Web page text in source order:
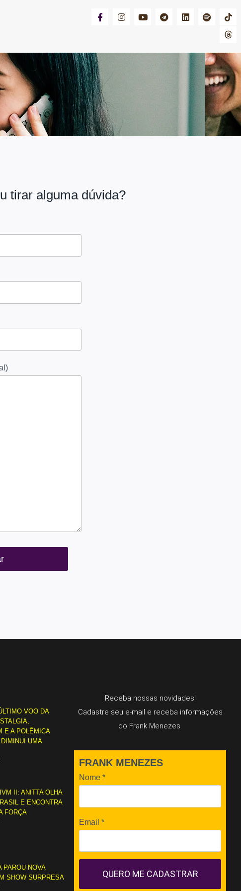
tirar alguma dúvida?
VOO DA
E A POLÊMICA
UMA
II: ANITTA OLHA
E ENCONTRA
FORÇA
PAROU NOVA
SHOW SURPRESA
Receba nossas novidades!
Cadastre seu e-mail e receba informações
do Frank Menezes.
FRANK MENEZES
Nome *
Email *
QUERO ME CADASTRAR